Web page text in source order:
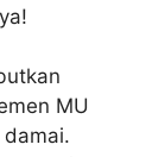
MU